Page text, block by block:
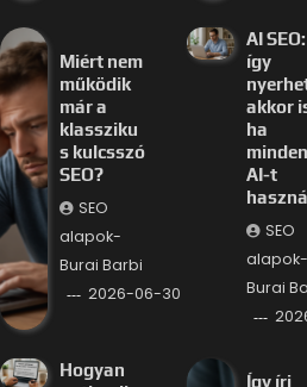
Miért nem
működik
már a
klassziku
s kulcsszó
SEO?
SEO
alapok-
Burai Barbi
2026-06-30
AI SEO:
így
akkor
ha
AI-t
használ
SEO
alapok-
Burai
Hogyan
Így írj